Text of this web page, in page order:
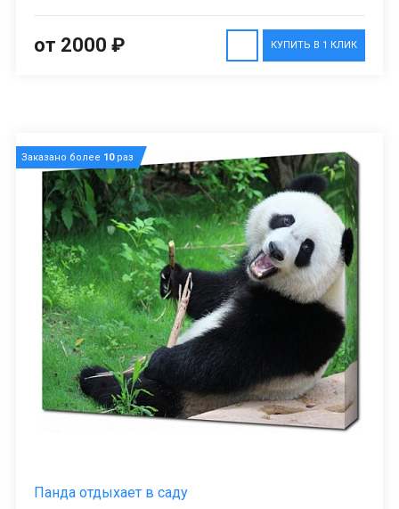
КУПИТЬ В 1 КЛИК
от 2000 ₽
Заказано более 10раз
Панда отдыхает в саду